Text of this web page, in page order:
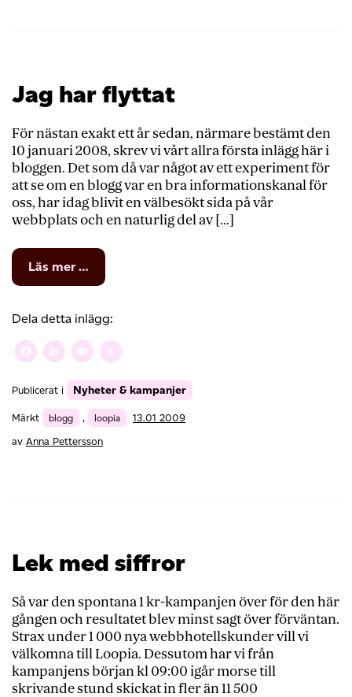
Jag har flyttat
För nästan exakt ett år sedan, närmare bestämt den
10 januari 2008, skrev vi vårt allra första inlägg här i
bloggen. Det som då var något av ett experiment för
att se om en blogg var en bra informationskanal för
oss, har idag blivit en välbesökt sida på vår
webbplats och en naturlig del av […]
Läs mer …
Jag
flyttat
Dela detta inlägg:
Facebook
LinkedIn
Email
Publicerat i Nyheter & kampanjer
Märkt blogg , loopia
13.01 2009
av Anna Pettersson
Lek med siffror
Så var den spontana 1 kr-kampanjen över för den här
gången och resultatet blev minst sagt över förväntan.
Strax under 1 000 nya webbhotellskunder vill vi
välkomna till Loopia. Dessutom har vi från
kampanjens början kl 09:00 igår morse till
skrivande stund skickat in fler än 11 500